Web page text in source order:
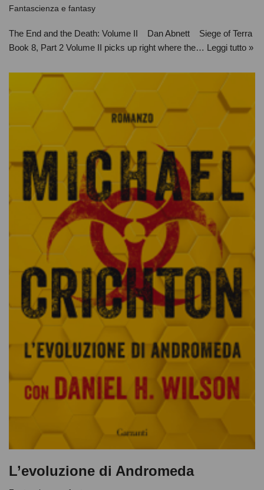
Fantascienza e fantasy
The End and the Death: Volume II Dan Abnett Siege of Terra
Book 8, Part 2 Volume II picks up right where the… Leggi tutto »
L’evoluzione di Andromeda